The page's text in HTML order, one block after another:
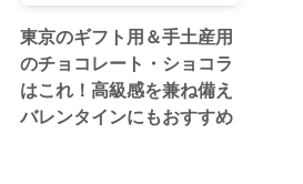
東京のギフト用＆手土産用
のチョコレート・ショコラ
はこれ！高級感を兼ね備え
バレンタインにもおすすめ